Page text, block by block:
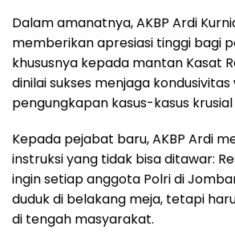
Dalam amanatnya, AKBP Ardi
memberikan apresiasi tinggi bagi
khususnya kepada mantan Kasat
dinilai sukses menjaga
pengungkapan kasus-kasus
Kepada pejabat baru, AKBP Ardi
instruksi yang tidak bisa ditawar:
ingin setiap anggota Polri di
duduk di belakang meja, tetapi
di tengah masyarakat.